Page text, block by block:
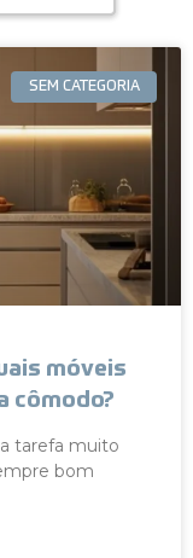
SEM CATEGORIA
móveis
cômodo?
tarefa muito
bom